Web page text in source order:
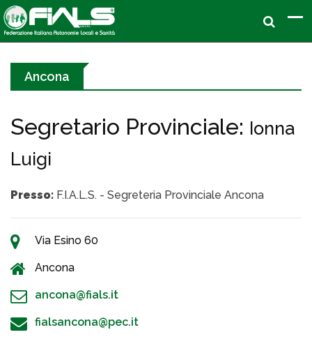
Ancona
Segretario Provinciale: Ionna
Luigi
Presso: F.I.A.L.S. - Segreteria Provinciale Ancona
Via Esino 60
Ancona
ancona@fials.it
fialsancona@pec.it